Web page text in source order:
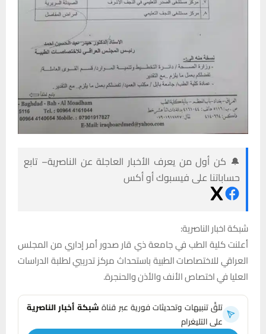
🔔 كن أول من يعرف الأخبار العاجلة عن الناصرية– تابع
حساباتنا على فيسبوك أو أكس
شبكة اخبار الناصرية:
أعلنت كلية الطب في جامعة ذي قار صدور أمر إداري من المجلس
العراقي للاختصاصات الطبية باستحداث مركز تدريبي لطلبة الدراسات
العليا في اختصاص الأنف والأذن والحنجرة.
تلقَّ تنبيهات وتحديثات فورية عبر قناةشبكة أخبار الناصرية
على التليغرام